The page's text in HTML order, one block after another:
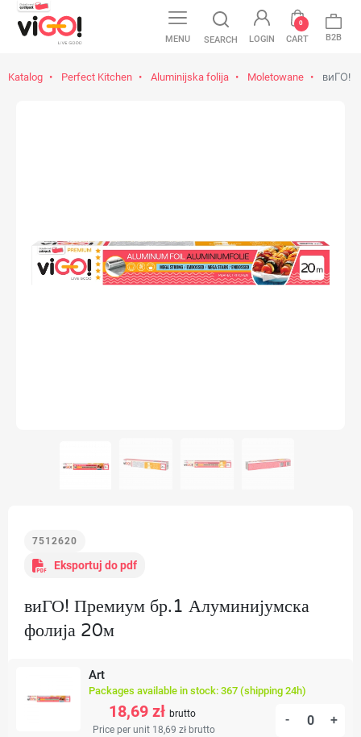
MENU SEARCH LOGIN CART
0
B2B
Katalog Perfect Kitchen Aluminijska folija Moletowane виГО!
7512620
Eksportuj do pdf
виГО! Премиум бр.1 Алуминијумска
фолија 20м
Art
Packages available in stock: 367 (shipping 24h)
18,69 zł brutto
Price per unit 18,69 zł brutto
- +